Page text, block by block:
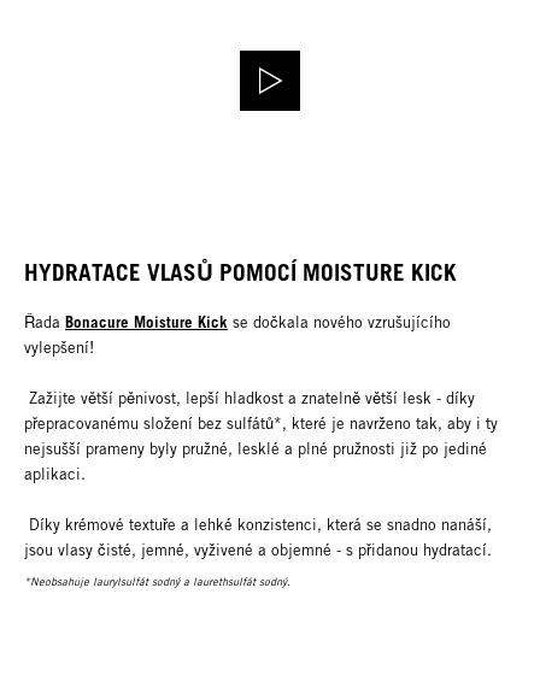
HYDRATACE VLASŮ POMOCÍ MOISTURE KICK
Řada Bonacure Moisture Kick se dočkala nového vzrušujícího
vylepšení!
Zažijte větší pěnivost, lepší hladkost a znatelně větší lesk - díky
přepracovanému složení bez sulfátů*, které je navrženo tak, aby i ty
nejsušší prameny byly pružné, lesklé a plné pružnosti již po jediné
aplikaci.
Díky krémové textuře a lehké konzistenci, která se snadno nanáší,
jsou vlasy čisté, jemné, vyživené a objemné - s přidanou hydratací.
*Neobsahuje laurylsulfát sodný a laurethsulfát sodný.